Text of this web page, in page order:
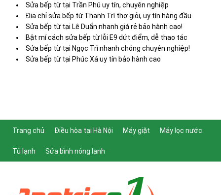
Sửa bếp từ tại Trần Phú uy tín, chuyên nghiệp
Địa chỉ sửa bếp từ Thanh Trì thợ giỏi, uy tín hàng đầu
Sửa bếp từ tại Lê Duẩn nhanh giá rẻ bảo hành cao!
Bật mí cách sửa bếp từ lỗi E9 dứt điểm, dễ thao tác
Sửa bếp từ tại Ngọc Trì nhanh chóng chuyên nghiệp!
Sửa bếp từ tại Phúc Xá uy tín bảo hành cao
Trang chủ Điều hòa tại Hà Nội Máy giặt Máy lọc nước
Tủ lạnh Sửa bình nóng lạnh